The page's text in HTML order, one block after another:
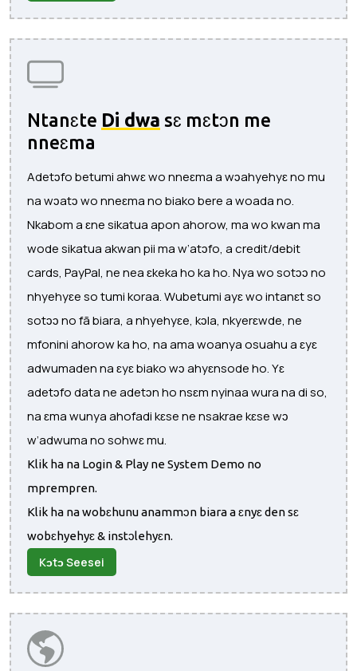
Ntanɛte Di dwa sɛ mɛtɔn me
nneɛma
Adetɔfo betumi ahwɛ wo nneɛma a wɔahyehyɛ no mu
na wɔatɔ wo nneɛma no biako bere a woada no.
Nkabom a ɛne sikatua apon ahorow, ma wo kwan ma
wode sikatua akwan pii ma w’atɔfo, a credit/debit
cards, PayPal, ne nea ɛkeka ho ka ho. Nya wo sotɔɔ no
nhyehyɛe so tumi koraa. Wubetumi ayɛ wo intanɛt so
sotɔɔ no fã biara, a nhyehyɛe, kɔla, nkyerɛwde, ne
mfonini ahorow ka ho, na ama woanya osuahu a ɛyɛ
adwumaden na ɛyɛ biako wɔ ahyɛnsode ho. Yɛ
adetɔfo data ne adetɔn ho nsɛm nyinaa wura na di so,
na ɛma wunya ahofadi kɛse ne nsakrae kɛse wɔ
w’adwuma no sohwɛ mu.
Klik ha na Login & Play ne System Demo no
mprempren.
Klik ha na wobɛhunu anammɔn biara a ɛnyɛ den sɛ
wobɛhyehyɛ & instɔlehyɛn.
Kɔtɔ Seesei